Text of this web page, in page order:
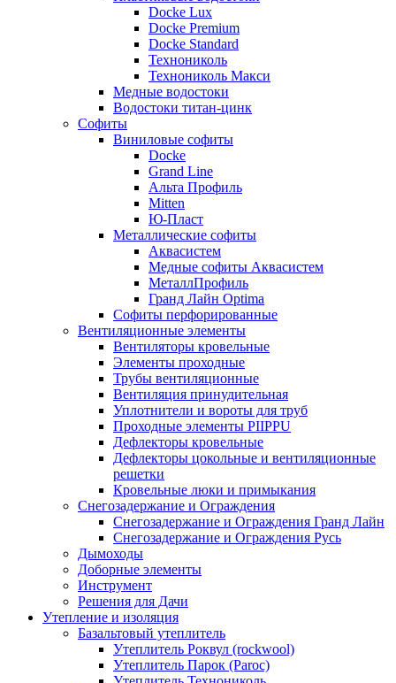
Docke Lux
Docke Premium
Docke Standard
Технониколь
Технониколь Макси
Медные водостоки
Водостоки титан-цинк
Софиты
Виниловые софиты
Docke
Grand Line
Альта Профиль
Mitten
Ю-Пласт
Металлические софиты
Аквасистем
Медные софиты Аквасистем
МеталлПрофиль
Гранд Лайн Optima
Софиты перфорированные
Вентиляционные элементы
Вентиляторы кровельные
Элементы проходные
Трубы вентиляционные
Вентиляция принудительная
Уплотнители и вороты для труб
Проходные элементы PIIPPU
Дефлекторы кровельные
Дефлекторы цокольные и вентиляционные
решетки
Кровельные люки и примыкания
Снегозадержание и Ограждения
Снегозадержание и Ограждения Гранд Лайн
Снегозадержание и Ограждения Русь
Дымоходы
Доборные элементы
Инструмент
Решения для Дачи
Утепление и изоляция
Базальтовый утеплитель
Утеплитель Роквул (rockwool)
Утеплитель Парок (Paroc)